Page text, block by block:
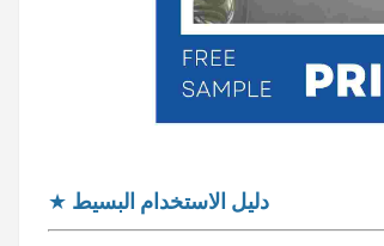
★ دليل الاستخدام البسيط